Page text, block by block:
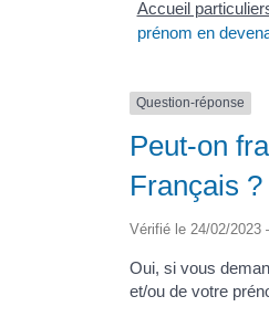
Accueil
prénom en
Question-réponse
Peut-on
Français ?
Vérifié le 24/02/2023
Oui, si vous
et/ou de votre